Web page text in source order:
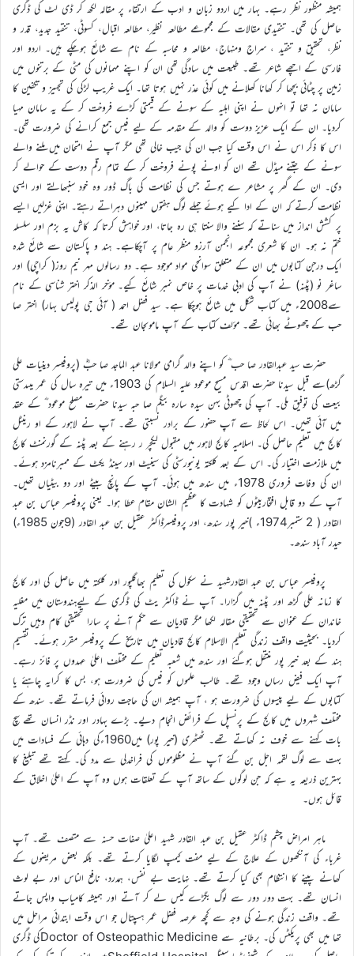
ہمیشہ منظور نظر رہے۔ بہار میں اردو زبان و ادب کے ارتقاء پر مقالہ لکھ کر ڈی لٹ کی ڈگری
حاصل کی تھی۔ تنقیدی مقالات کے مجموعے مطالعہ نظیر، مطالعہ اقبال، کسوٹی، تنقید جدید، قدر و
نظر، تحقیق و تنقید ، سراج ومنہاج، مطالعہ و محاسبہ کے نام سے شائع ہوچکے ہیں۔ اردو اور
فارسی کے اچھے شاعر تھے۔ طبیعت میں سادگی تھی ان کو اپنے مہمانوں کی مٹی کے برتنوں میں
زمین پر چٹائی بچھا کر کھانا کھلانے میں کوئی عذر نہیں ہوتا تھا۔ ایک غریب لڑکی کی تجہیز و تکفین کا
سامان نہ تھا تو انہوں نے اپنی اہلیہ کے سونے کے قیمتی کڑے فروخت کر کے یہ سامان مہیا
کردیا۔ ان کے ایک عزیز دوست کو والد کے مقدمہ کے لیے فیس جمع کرانے کی ضرورت تھی۔
اس کا ذکر اس نے اس وقت کیا جب ان کی جیب خالی تھی مگر آپ نے امتحان میں ملنے والے
سونے کے جتنے میڈل تھے ان کو اونے پونے فروخت کر کے تمام رقم دوست کے حوالے کر
دی۔ ان کے گھر پر مشاعر ے ہوتے جس کی نظامت کی باگ ڈور وہ خود سنبھالتے اور ایسی
نظامت کرتے کہ ان کے ادا کیے ہوئے جملے لوگ ہفتوں مہینوں دہراتے رہتے۔ اپنی غزلیں ایسے
پر کشش انداز میں سناتے کہ سننے والا سنتا ہی رہ جاتا، اور خواہش کرتا کہ کاش یہ بزم اور سلسلہ
ختم نہ ہو۔ ان کا شعری مجموعہ انجمن آرزو منظر عام پر آچکاہے۔ ہند و پاکستان سے شائع شدہ
ایک درجن کتابوں میں ان کے متعلق سوانحی مواد موجود ہے۔ دو رسالوں مہر نیم روز( کراچی) اور
ساغر نو (پٹنہ) نے آپ کی ادبی خدمات پر خاص نمبر شائع کیے۔ مؤخر الذکر اختر شناسی کے نام
سے2008ء میں کتاب شکل میں شائع ہوچکا ہے۔ سید فضل احمد ( آئی جی پولیس بہار) اختر صا
حب کے چھوٹے بھائی تھے۔ مؤلف کتاب کے آپ ماموںجان تھے۔
حضرت سید عبدالقادر صا حب ؓ کو اپنے والد گرامی مولانا عبد الماجد صا حبؓ (پروفیسر دینیات علی
گڑھ)سے قبل سیدنا حضرت اقدس مسیح موعود علیہ السلام کی 1903ء میں تیرہ سال کی عمر میںدستی
بیعت کی توفیق ملی۔ آپ کی چھوٹی بہن سیدہ سارہ بیگم صا حبہ سیدنا حضرت مصلح موعود ؓ کے عقد
میں آئی تھیں۔ اس لحاظ سے آپ حضور کے برادر نسبتی تھے۔ آپ نے لاہور کے او رینٹل
کالج میں تعلیم حاصل کی۔ اسلامیہ کالج لاہور میں مقبول لیکچر ر رہنے کے بعد پٹنہ کے گورنمنٹ کالج
میں ملازمت اختیار کی۔ اس کے بعد کلکتہ یونیورسٹی کی سینیٹ اور سینڈ یکٹ کے ممبرنامزد ہوئے۔
ان کی وفات فروری 1978ء میں سندھ میں ہوئی۔ آپ کے پانچ بیٹے اور دو بیٹیاں تھیں۔
آپ کے دو قابل افتخاربیٹوں کو شہادت کا عظیم الشان مقام عطا ہوا۔ یعنی پروفیسر عباس بن عبد
القادر ( 2 ستمبر1974ء )خیر پور سندھ، اور پروفیسرڈاکٹر عقیل بن عبد القادر (9جون 1985ء)
حیدر آباد سندھ۔
پروفیسر عباس بن عبد القادرشہید نے سکول کی تعلیم بھاگلپور اور کلکتہ میں حاصل کی اور کالج
کا زمانہ علی گڑھ اور پٹنہ میں گزارا۔ آپ نے ڈاکٹر یٹ کی ڈگری کے لیےہندوستان میں مغلیہ
خاندان کے عنوان سے تحقیقی مقالہ لکھا مگر قادیان سے حکم آنے پر سارا تحقیقی کام وہیں ترک
کردیا۔ بحیثیت واقف زندگی تعلیم الاسلام کالج قادیان میں تاریخ کے پروفیسر مقرر ہوئے۔ تقسیم
ہند کے بعد خیر پور منتقل ہوگئے اور سندھ میں شعبہ تعلیم کے مختلف اعلیٰ عہدوں پر فائز رہے۔
آپ ایک فیض رساں وجود تھے۔ طالب علموں کو فیس کی ضرورت ہو، بس کا کرایہ چاہئے یا
کتابوں کے لیے پیسوں کی ضرورت ہو ، آپ ہمیشہ ان کی حاجت روائی فرماتے تھے۔ سندھ کے
مختلف شہروں میں کالج کے پرنسپل کے فرائض انجام دیے۔ بڑے بہادر اور نڈر انسان تھے سچ
بات کہنے سے خوف نہ کھاتے تھے۔ ٹھٹھری (خیر پور) میں1960ءکی دہائی کے فسادات میں
بہت سے لوگ لقمہ اجل بن گئے آپ نے مظلوموں کی فراخدلی سے مدد کی۔ کہتے تھے تبلیغ کا
بہترین ذریعہ یہ ہے کہ جن لوگوں کے ساتھ آپ کے تعلقات ہوں وہ آپ کے اعلیٰ اخلاق کے
قائل ہوں۔
ماہر امراض چشم ڈاکٹر عقیل بن عبد القادر شہید اعلیٰ صفات حسنہ سے متصف تھے۔ آپ
غرباء کی آنکھوں کے علاج کے لیے مفت کیمپ لگایا کرتے تھے۔ بلکہ بعض مریضوں کے
کھانے پینے کا انتظام بھی کیا کرتے تھے۔ نہایت بے نفس، ہمدرد، نافع الناس اور بے لوث
انسان تھے۔ بہت دور دور سے لوگ بگڑے کیس لے کر آتے اور ہمیشہ کامیاب واپس جاتے
تھے۔ واقف زندگی ہونے کی وجہ سے کچھ عرصہ فضل عمر ہسپتال جو اس وقت ابتدائی مراحل میں
تھا میں بھی پریکٹس کی۔ برطانیہ سے Doctor of Osteopathic Medicineکی ڈگری